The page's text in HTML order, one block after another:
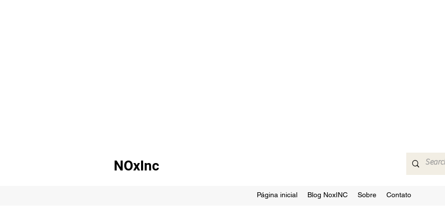
NOxInc
Página inicial Blog NoxINC Sobre Contato